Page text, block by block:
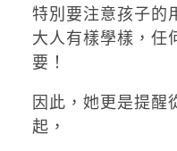
特別要注意孩子的
大人有樣學樣，任
要！
因此，她更是提醒
起，